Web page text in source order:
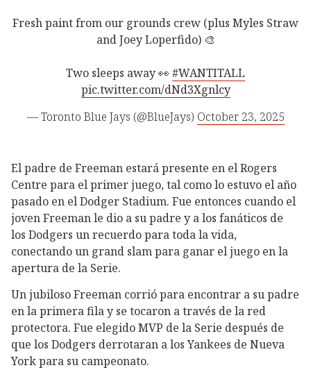
Fresh paint from our grounds crew (plus Myles Straw
and Joey Loperfido) 🎨
Two sleeps away 👀 #WANTITALL
pic.twitter.com/dNd3Xgnlcy
— Toronto Blue Jays (@BlueJays) October 23, 2025
El padre de Freeman estará presente en el Rogers
Centre para el primer juego, tal como lo estuvo el año
pasado en el Dodger Stadium. Fue entonces cuando el
joven Freeman le dio a su padre y a los fanáticos de
los Dodgers un recuerdo para toda la vida,
conectando un grand slam para ganar el juego en la
apertura de la Serie.
Un jubiloso Freeman corrió para encontrar a su padre
en la primera fila y se tocaron a través de la red
protectora. Fue elegido MVP de la Serie después de
que los Dodgers derrotaran a los Yankees de Nueva
York para su campeonato.